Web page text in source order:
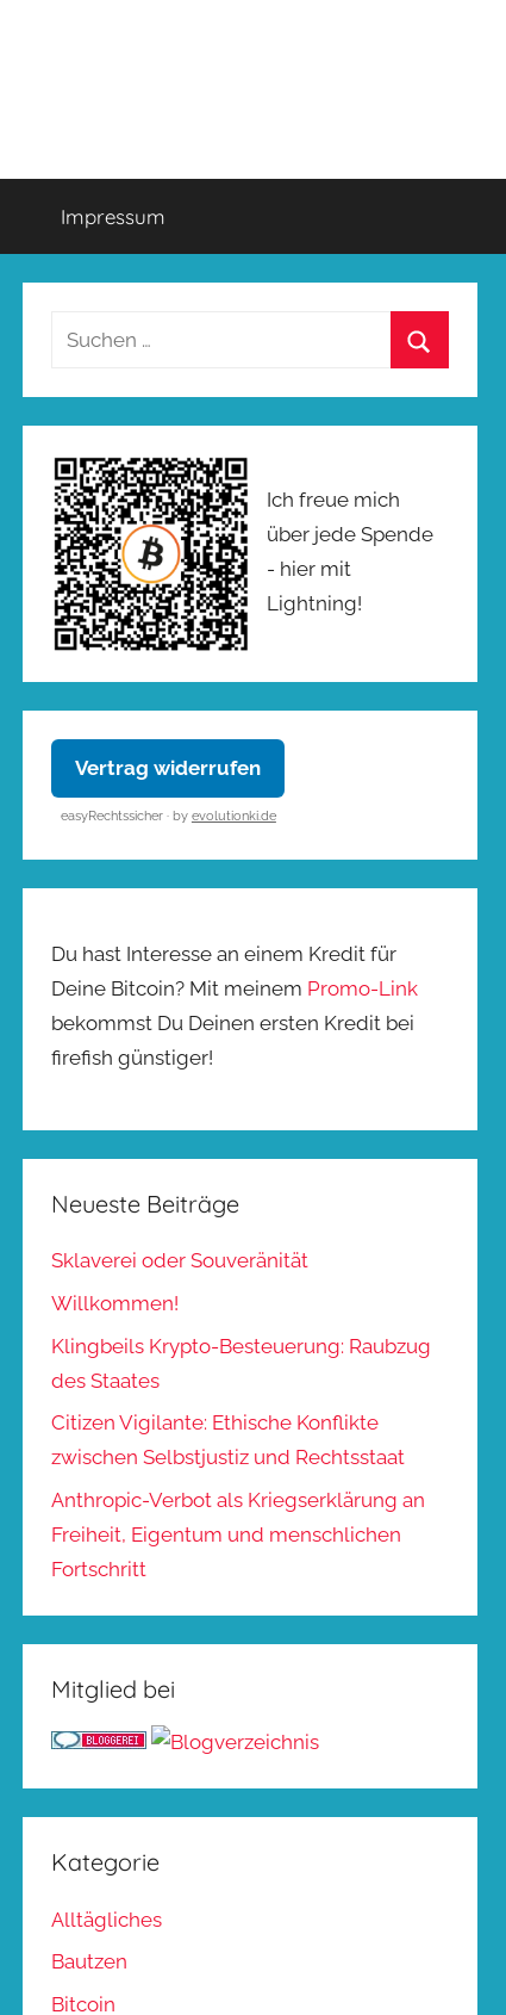
Impressum
Suchen
Ich freue mich
über jede Spende
- hier mit
Lightning!
Vertrag widerrufen
easyRechtssicher · by evolutionki.de
Du hast Interesse an einem Kredit für
Deine Bitcoin? Mit meinem Promo-Link
bekommst Du Deinen ersten Kredit bei
firefish günstiger!
Neueste Beiträge
Sklaverei oder Souveränität
Willkommen!
Klingbeils Krypto-Besteuerung: Raubzug
des Staates
Citizen Vigilante: Ethische Konflikte
zwischen Selbstjustiz und Rechtsstaat
Anthropic-Verbot als Kriegserklärung an
Freiheit, Eigentum und menschlichen
Fortschritt
Mitglied bei
Kategorie
Alltägliches
Bautzen
Bitcoin